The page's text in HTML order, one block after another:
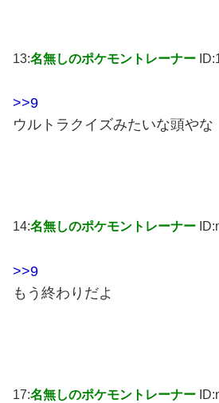
13:名無しのポケモントレーナー
>>9
ウルトラクイズみたいな頭やな
14:名無しのポケモントレーナー
>>9
もう終わりだよ
17:名無しのポケモントレーナー